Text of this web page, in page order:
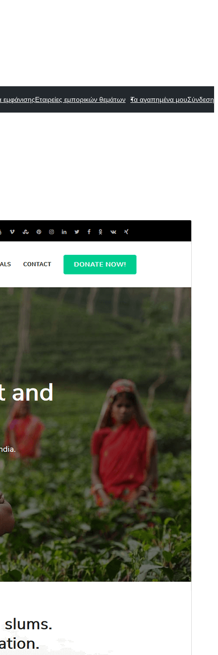
εμφάνισηςΕταιρείες εμπορικών θεμάτων Τα αγαπημένα μουΣύνδεση
Αυτό το θέμα είναι δωρεάν αλλά προσφέρει
επιπρόσθετες αναβαθμίσεις ή υποστήριξη επί
πληρωμής.Δείτε την υποστήριξη
Τελευταία ενημέρωση
17 Νοέ 2025
500+
Έκδοση WordPress
Έκδοση ΡΗΡ
Αρχική σελίδα θέματος